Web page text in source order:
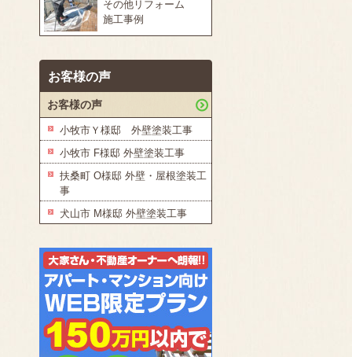
その他リフォーム
施工事例
お客様の声
お客様の声
小牧市Ｙ様邸 外壁塗装工事
小牧市 F様邸 外壁塗装工事
扶桑町 O様邸 外壁・屋根塗装工
事
犬山市 M様邸 外壁塗装工事